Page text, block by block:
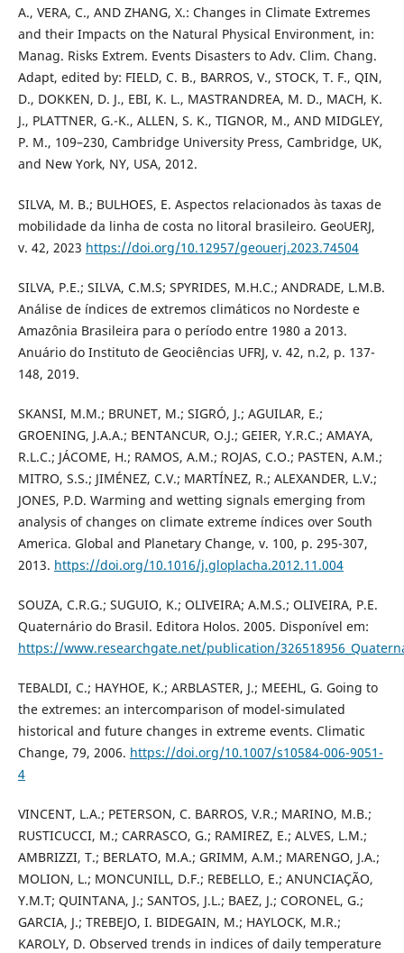
A., VERA, C., AND ZHANG, X.: Changes in Climate Extremes
and their Impacts on the Natural Physical Environment, in:
Manag. Risks Extrem. Events Disasters to Adv. Clim. Chang.
Adapt, edited by: FIELD, C. B., BARROS, V., STOCK, T. F., QIN,
D., DOKKEN, D. J., EBI, K. L., MASTRANDREA, M. D., MACH, K.
J., PLATTNER, G.-K., ALLEN, S. K., TIGNOR, M., AND MIDGLEY,
P. M., 109–230, Cambridge University Press, Cambridge, UK,
and New York, NY, USA, 2012.
SILVA, M. B.; BULHOES, E. Aspectos relacionados às taxas de
mobilidade da linha de costa no litoral brasileiro. GeoUERJ,
v. 42, 2023 https://doi.org/10.12957/geouerj.2023.74504
SILVA, P.E.; SILVA, C.M.S; SPYRIDES, M.H.C.; ANDRADE, L.M.B.
Análise de índices de extremos climáticos no Nordeste e
Amazônia Brasileira para o período entre 1980 a 2013.
Anuário do Instituto de Geociências UFRJ, v. 42, n.2, p. 137-
148, 2019.
SKANSI, M.M.; BRUNET, M.; SIGRÓ, J.; AGUILAR, E.;
GROENING, J.A.A.; BENTANCUR, O.J.; GEIER, Y.R.C.; AMAYA,
R.L.C.; JÁCOME, H.; RAMOS, A.M.; ROJAS, C.O.; PASTEN, A.M.;
MITRO, S.S.; JIMÉNEZ, C.V.; MARTÍNEZ, R.; ALEXANDER, L.V.;
JONES, P.D. Warming and wetting signals emerging from
analysis of changes on climate extreme índices over South
America. Global and Planetary Change, v. 100, p. 295-307,
2013. https://doi.org/10.1016/j.gloplacha.2012.11.004
SOUZA, C.R.G.; SUGUIO, K.; OLIVEIRA; A.M.S.; OLIVEIRA, P.E.
Quaternário do Brasil. Editora Holos. 2005. Disponível em:
https://www.researchgate.net/publication/
TEBALDI, C.; HAYHOE, K.; ARBLASTER, J.; MEEHL, G. Going to
the extremes: an intercomparison of model-simulated
historical and future changes in extreme events. Climatic
Change, 79, 2006. https://doi.org/10.1007/s10584-006-9051-
4
VINCENT, L.A.; PETERSON, C. BARROS, V.R.; MARINO, M.B.;
RUSTICUCCI, M.; CARRASCO, G.; RAMIREZ, E.; ALVES, L.M.;
AMBRIZZI, T.; BERLATO, M.A.; GRIMM, A.M.; MARENGO, J.A.;
MOLION, L.; MONCUNILL, D.F.; REBELLO, E.; ANUNCIAÇÃO,
Y.M.T; QUINTANA, J.; SANTOS, J.L.; BAEZ, J.; CORONEL, G.;
GARCIA, J.; TREBEJO, I. BIDEGAIN, M.; HAYLOCK, M.R.;
KAROLY, D. Observed trends in indices of daily temperature